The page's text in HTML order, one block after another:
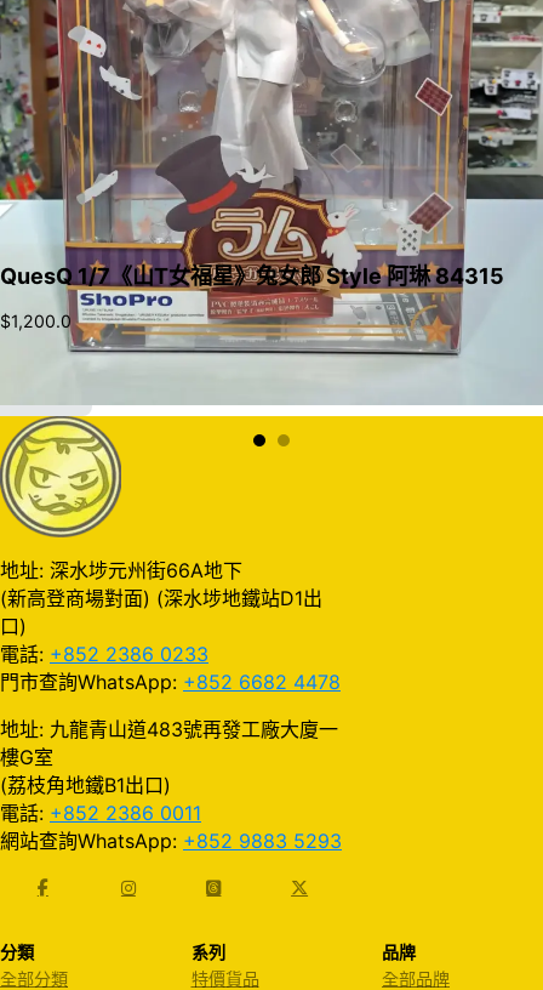
QuesQ 1/7《山T女福星》兔女郎 Style 阿琳 84315
$1,200.0
地址: 深水埗元州街66A地下
(新高登商場對面) (深水埗地鐵站D1出
口)
電話: +852 2386 0233
門市查詢WhatsApp: +852 6682 4478
地址: 九龍青山道483號再發工廠大廈一
樓G室
(荔枝角地鐵B1出口)
電話: +852 2386 0011
網站查詢WhatsApp: +852 9883 5293
分類
全部分類
系列
特價貨品
品牌
全部品牌